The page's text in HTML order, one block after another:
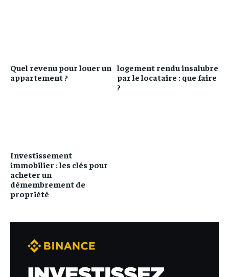
Quel revenu pour louer un
appartement ?
logement rendu insalubre
par le locataire : que faire
?
Investissement
immobilier : les clés pour
acheter un
démembrement de
propriété